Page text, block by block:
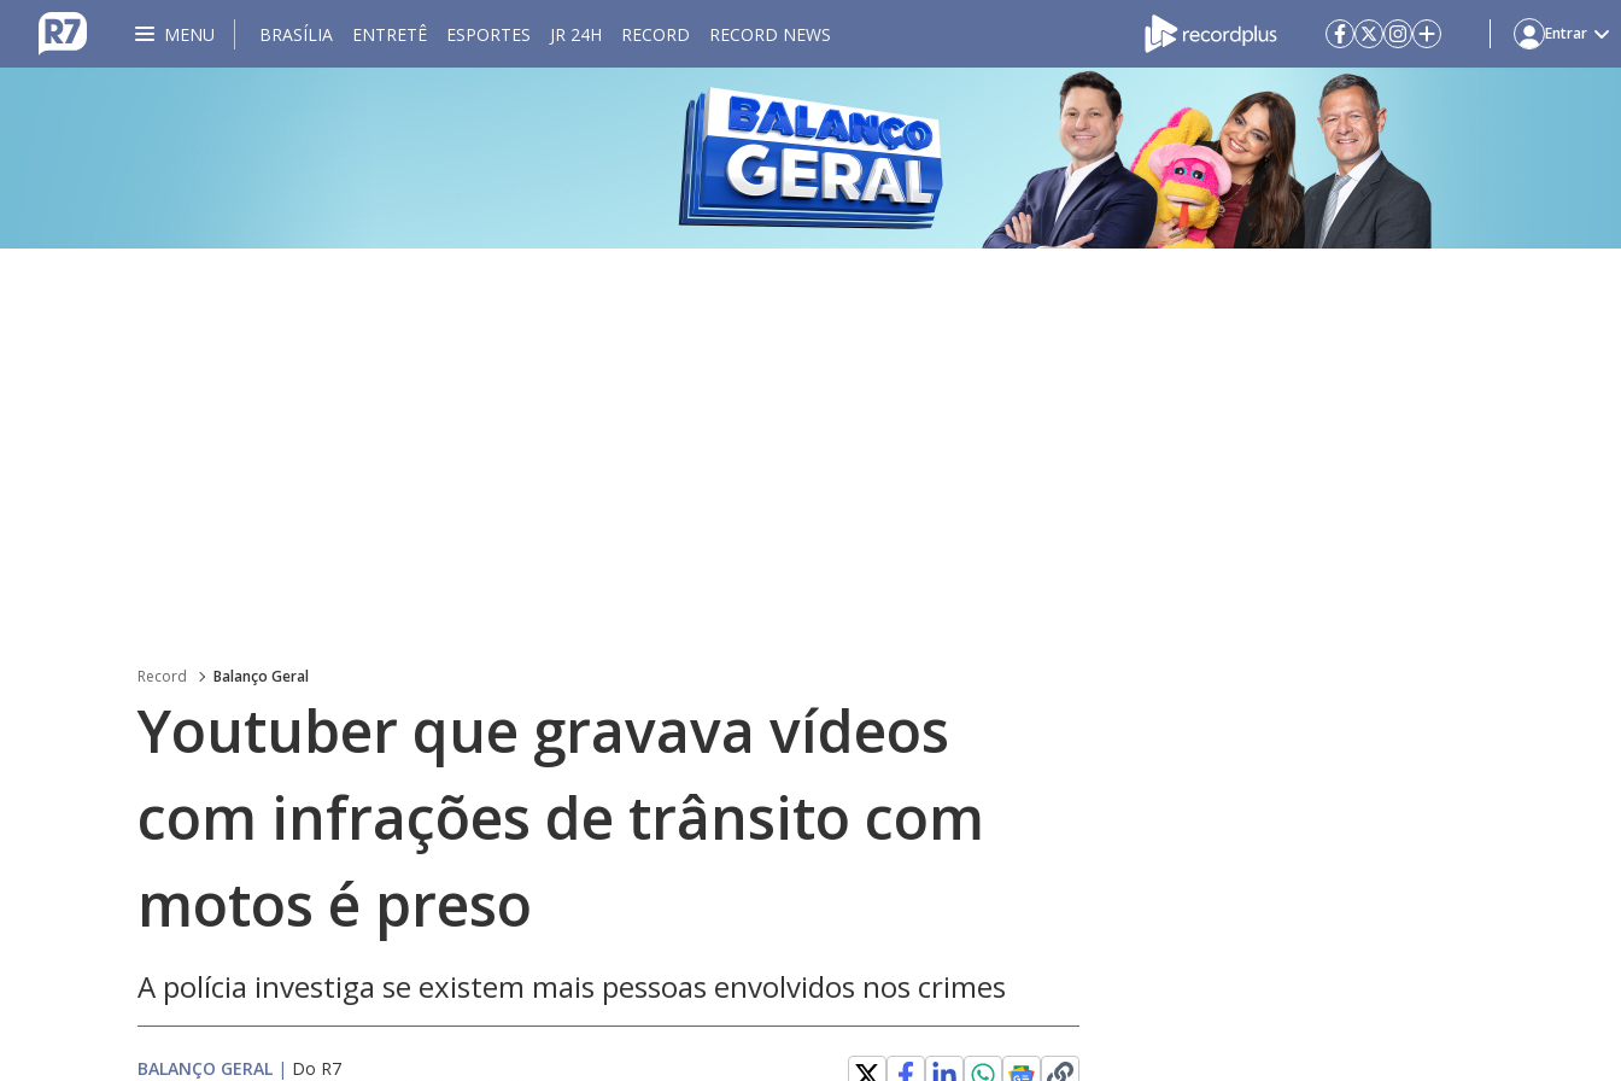
MENU BRASÍLIA ENTRETÊ ESPORTES JR 24H RECORD RECORD NEWS Entrar
Record Balanço Geral
Youtuber que gravava vídeos
com infrações de trânsito com
motos é preso
A polícia investiga se existem mais pessoas envolvidos nos crimes
BALANÇO GERAL | Do R7